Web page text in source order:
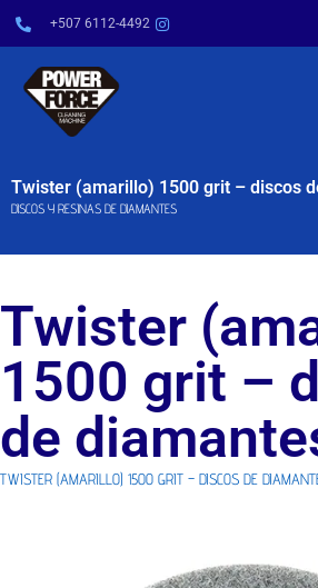
+507 6112-4492
NOSOTROS
SERVICIOS
CONTÁCTENOS
Twister (amarillo) 1500 grit – discos
DISCOS Y RESINAS DE DIAMANTES
Twister
1500 grit –
de
TWISTER (AMARILLO) 1500 GRIT – DISCOS DE